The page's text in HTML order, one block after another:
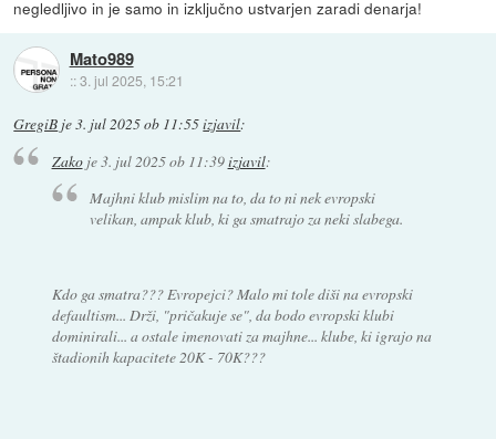
negledljivo in je samo in izključno ustvarjen zaradi denarja!
Mato989
::3. jul 2025, 15:21
GregiB je3. jul 2025 ob 11:55izjavil:
Zakoje3. jul 2025 ob 11:39izjavil:
Majhni klub mislim na to, da to ni nek evropski
velikan, ampak klub, ki ga smatrajo za neki slabega.
Kdo ga smatra??? Evropejci? Malo mi tole diši na evropski
defaultism... Drži, "pričakuje se", da bodo evropski klubi
dominirali... a ostale imenovati za majhne... klube, ki igrajo na
štadionih kapacitete 20K - 70K???